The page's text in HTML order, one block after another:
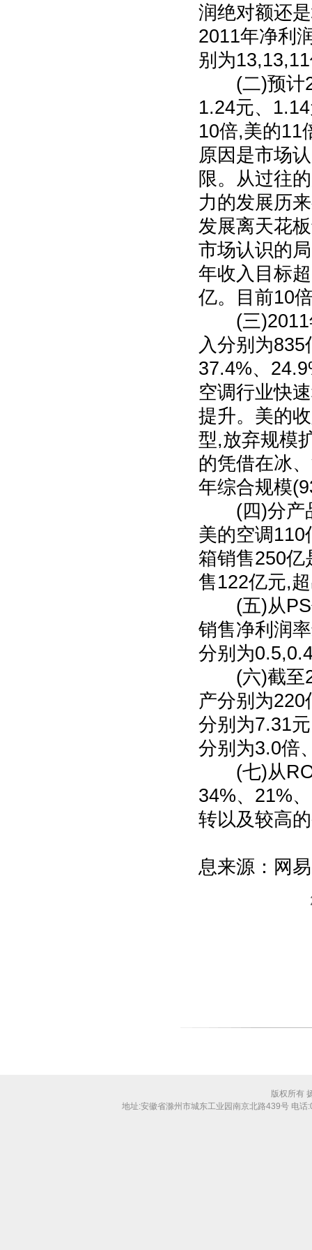
润绝对额还
2011年净利
别为
(二)预计
1.24元、
10倍,美的11
原因是市场
限。从过往
力的发展历
发展离天花
市场认识的
年收入目标
亿。目前10
(三)2011
入分别为
37.4%、
空调行业快
提升。美的
型,放弃规模
的凭借在冰
年综合规模
(四)分产品
美的空调110
箱销售250亿
售122亿元,
(五)从PS
销售净利润
分别为
(六)截至
产分别为
分别为7.31
分别为3.0倍
(七)从
34%、21%
转以及较高
息来源：网
版权所有
地址:安徽省滁州市城东工业园南京北路439号 电